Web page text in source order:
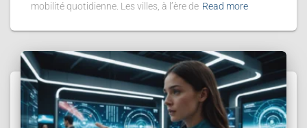
mobilité quotidienne. Les villes, à l’ère de Read more